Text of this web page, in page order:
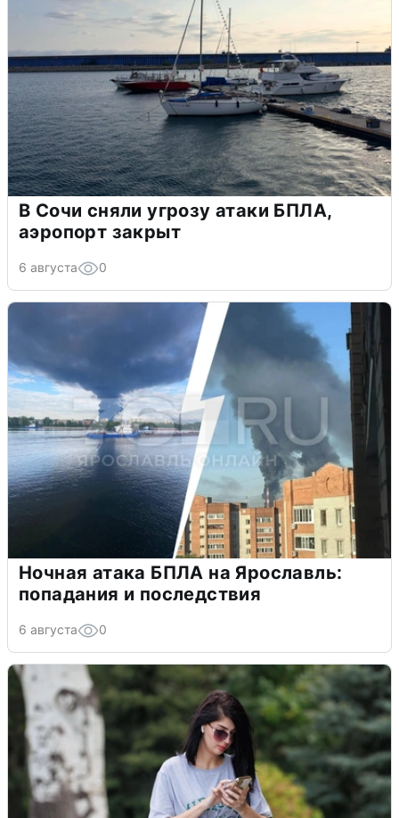
В Сочи сняли угрозу атаки БПЛА,
аэропорт закрыт
6 августа 0
Ночная атака БПЛА на Ярославль:
попадания и последствия
6 августа 0